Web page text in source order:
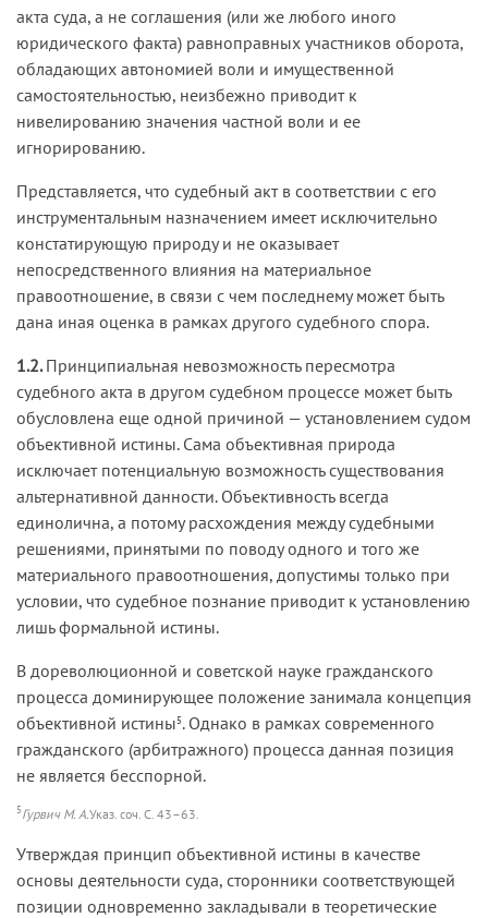
акта суда, а не соглашения (или же любого иного
юридического факта) равноправных участников оборота,
обладающих автономией воли и имущественной
самостоятельностью, неизбежно приводит к
нивелированию значения частной воли и ее
игнорированию.
Представляется, что судебный акт в соответствии с его
инструментальным назначением имеет исключительно
констатирующую природу и не оказывает
непосредственного влияния на материальное
правоотношение, в связи с чем последнему может быть
дана иная оценка в рамках другого судебного спора.
1.2.Принципиальная невозможность пересмотра
судебного акта в другом судебном процессе может быть
обусловлена еще одной причиной — установлением судом
объективной истины. Сама объективная природа
исключает потенциальную возможность существования
альтернативной данности. Объективность всегда
единолична, а потому расхождения между судебными
решениями, принятыми по поводу одного и того же
материального правоотношения, допустимы только при
условии, что судебное познание приводит к установлению
лишь формальной истины.
В дореволюционной и советской науке гражданского
процесса доминирующее положение занимала концепция
объективной истины5. Однако в рамках современного
гражданского (арбитражного) процесса данная позиция
не является бесспорной.
5Гурвич М. А. Указ. соч. С. 43–63.
Утверждая принцип объективной истины в качестве
основы деятельности суда, сторонники соответствующей
позиции одновременно закладывали в теоретические